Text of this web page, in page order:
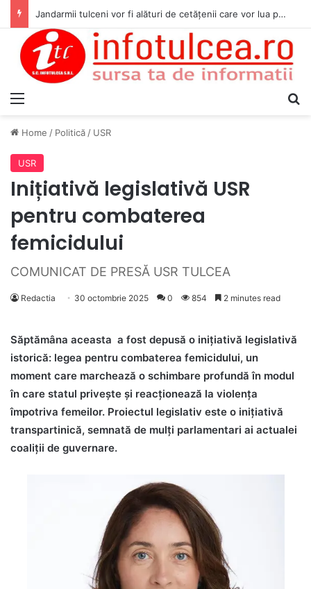
Jandarmii tulceni vor fi alături de cetățenii care vor lua parte la Festivalul Folk Țestos
Home / Politică / USR
USR
Inițiativă legislativă USR
pentru combaterea
femicidului
COMUNICAT DE PRESĂ USR TULCEA
Redactia 30 octombrie 2025 0 854 2 minutes read
Săptămâna aceasta a fost depusă o inițiativă legislativă
istorică: legea pentru combaterea femicidului, un
moment care marchează o schimbare profundă în modul
în care statul privește și reacționează la violența
împotriva femeilor. Proiectul legislativ este o inițiativă
transpartinică, semnată de mulți parlamentari ai actualei
coaliții de guvernare.